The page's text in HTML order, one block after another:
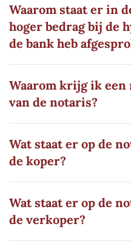
Waarom staat er in
hoger bedrag bij de
de bank heb
Waarom krijg ik een
van de notaris?
Wat staat er op de
de koper?
Wat staat er op de
de verkoper?